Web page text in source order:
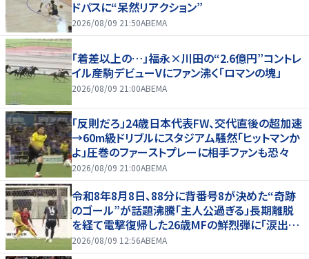
ドパスに“呆然リアクション”
2026/08/09 21:50ABEMA
「着差以上の…」福永×川田の“2.6億円”コントレ
イル産駒デビューVにファン沸く「ロマンの塊」
2026/08/09 21:00ABEMA
「反則だろ」24歳日本代表FW、交代直後の超加速
→60m級ドリブルにスタジアム騒然「ヒットマンか
よ」圧巻のファーストプレーに相手ファンも恐々
2026/08/09 21:00ABEMA
令和8年8月8日、88分に背番号8が決めた“奇跡
のゴール”が話題沸騰「主人公過ぎる」長期離脱
を経て電撃復帰した26歳MFの鮮烈弾に「涙出て
きた」
2026/08/09 12:56ABEMA